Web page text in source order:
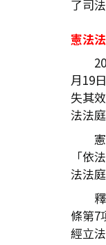
了司
憲法
月19
失其
法法
「依
法法
條第7
經立